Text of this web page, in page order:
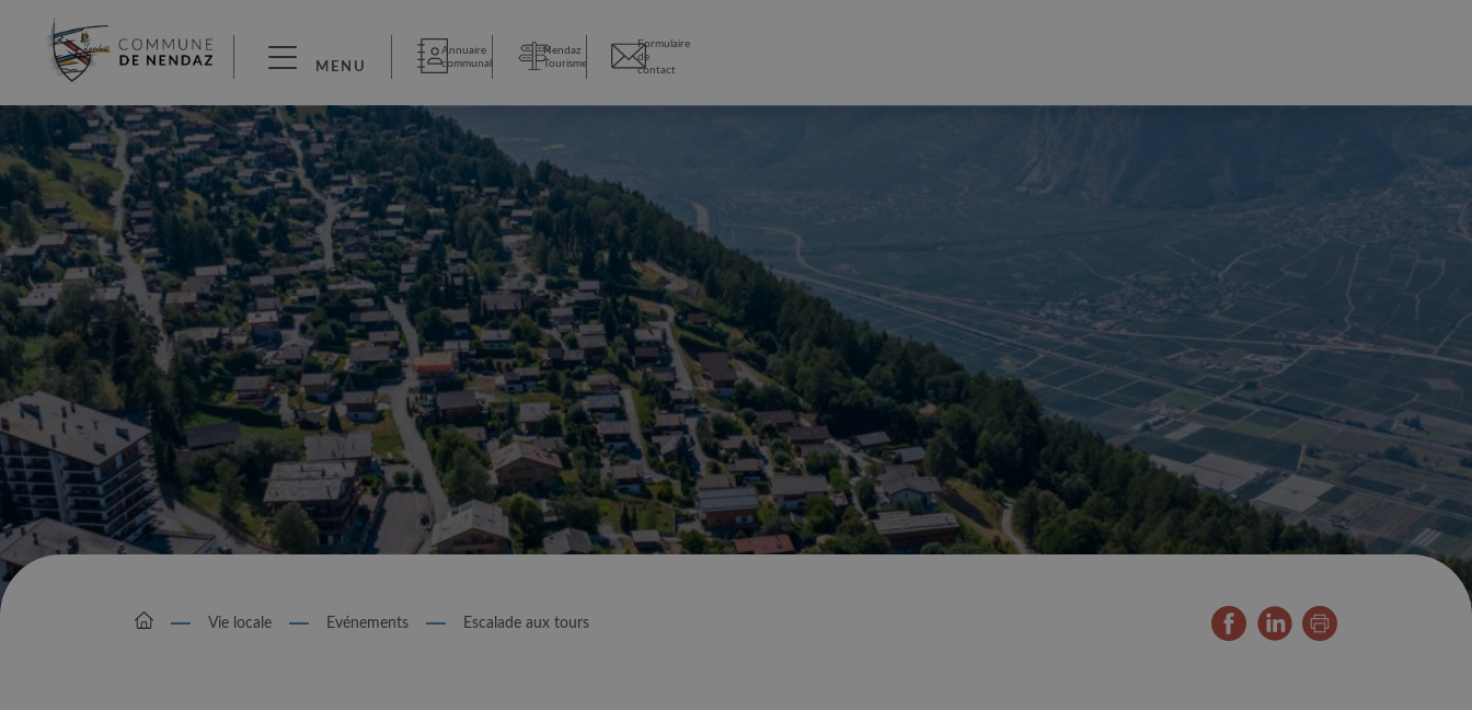
MENU
Annuaire
communal
Nendaz
Tourisme
Formulaire
de
contact
Vie locale Evénements Escalade aux tours